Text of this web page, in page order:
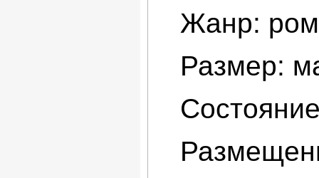
Жанр:
Размер: